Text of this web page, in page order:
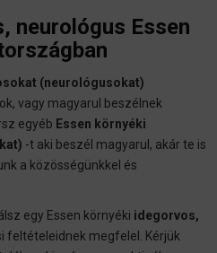
neurológus Essen
(neurológusokat)
vagy magyarul beszélnek
egyéb Essen környéki
-t aki beszél magyarul, akár te is
a közösségünkkel és
egy Essen környéki idegorvos,
feltételeidnek megfelel. Kérjük